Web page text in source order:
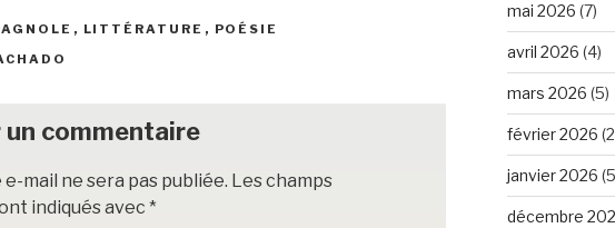
et er
, LITTÉRATURE , POÉSIE
un commentaire
mail ne sera pas publiée. Les champs
indiqués avec *
mai 2026 (7)
avril 2026 (4)
mars 2026 (5)
février 2026
janvier 2026
décembre